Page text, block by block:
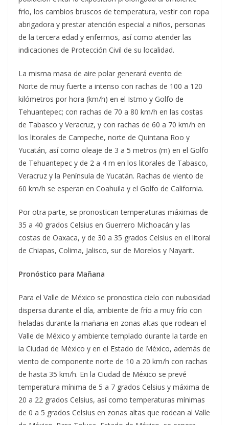
frío, los cambios bruscos de temperatura, vestir con ropa
abrigadora y prestar atención especial a niños, personas
de la tercera edad y enfermos, así como atender las
indicaciones de Protección Civil de su localidad.
La misma masa de aire polar generará evento de
Norte de muy fuerte a intenso con rachas de 100 a 120
kilómetros por hora (km/h) en el Istmo y Golfo de
Tehuantepec; con rachas de 70 a 80 km/h en las costas
de Tabasco y Veracruz, y con rachas de 60 a 70 km/h en
los litorales de Campeche, norte de Quintana Roo y
Yucatán, así como oleaje de 3 a 5 metros (m) en el Golfo
de Tehuantepec y de 2 a 4 m en los litorales de Tabasco,
Veracruz y la Península de Yucatán. Rachas de viento de
60 km/h se esperan en Coahuila y el Golfo de California.
Por otra parte, se pronostican temperaturas máximas de
35 a 40 grados Celsius en Guerrero Michoacán y las
costas de Oaxaca, y de 30 a 35 grados Celsius en el litoral
de Chiapas, Colima, Jalisco, sur de Morelos y Nayarit.
Pronóstico para Mañana
Para el Valle de México se pronostica cielo con nubosidad
dispersa durante el día, ambiente de frío a muy frío con
heladas durante la mañana en zonas altas que rodean el
Valle de México y ambiente templado durante la tarde en
la Ciudad de México y en el Estado de México, además de
viento de componente norte de 10 a 20 km/h con rachas
de hasta 35 km/h. En la Ciudad de México se prevé
temperatura mínima de 5 a 7 grados Celsius y máxima de
20 a 22 grados Celsius, así como temperaturas mínimas
de 0 a 5 grados Celsius en zonas altas que rodean al Valle